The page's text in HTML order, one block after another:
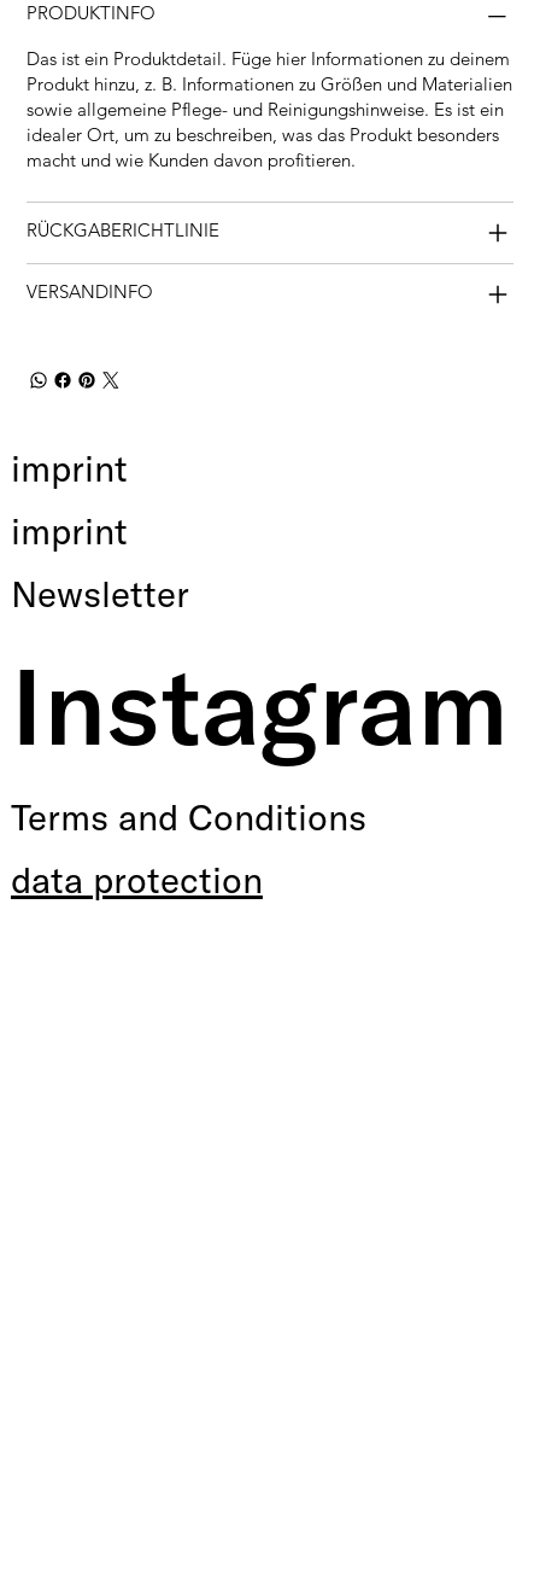
PRODUKTINFO
Das ist ein Produktdetail. Füge hier Informationen zu deinem
Produkt hinzu, z. B. Informationen zu Größen und Materialien
sowie allgemeine Pflege- und Reinigungshinweise. Es ist ein
idealer Ort, um zu beschreiben, was das Produkt besonders
macht und wie Kunden davon profitieren.
RÜCKGABERICHTLINIE
VERSANDINFO
imprint
Newsletter
data protection
Terms and Conditions
Instagram
imprint